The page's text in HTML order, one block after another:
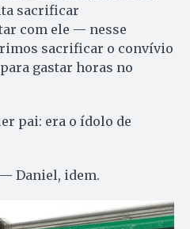
sacrificar
com ele — nesse
sacrificar o convívio
gastar horas no
pai: era o ídolo de
Daniel, idem.